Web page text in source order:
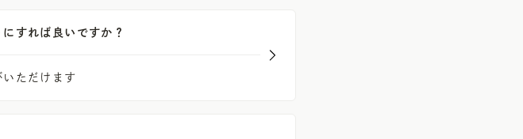
すれば良いですか？
ただけます